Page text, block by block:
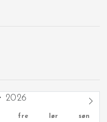
fre lør søn